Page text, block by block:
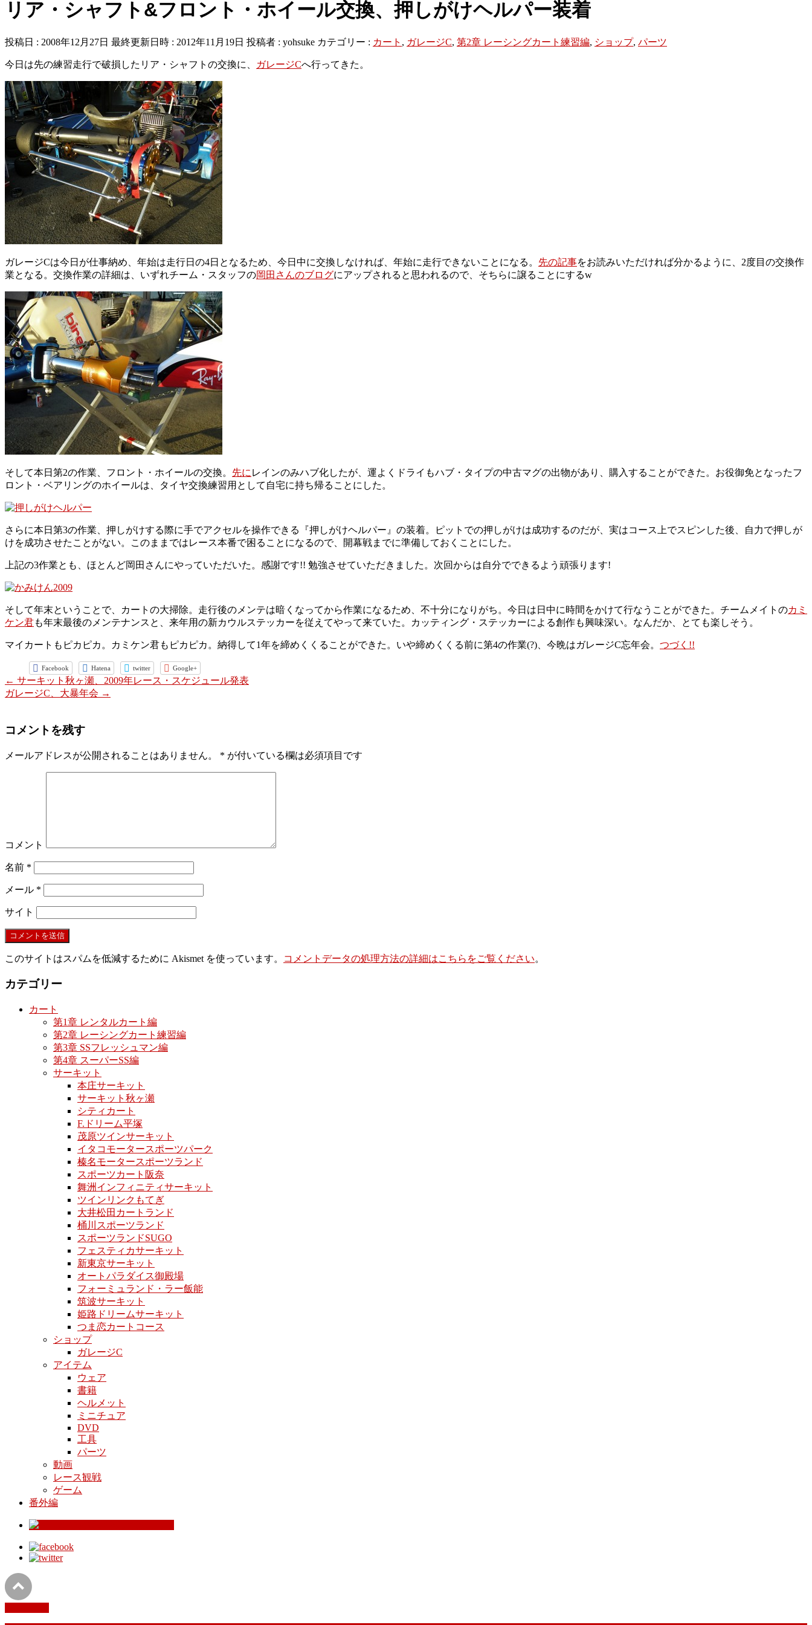
リア・シャフト&フロント・ホイール交換、押しがけヘルパー装着
投稿日 : 2008年12月27日 最終更新日時 : 2012年11月19日 投稿者 : yohsuke カテゴリー : カート , ガレージC, 第2章 レーシングカート練習編, ショップ, パーツ
今日は先の練習走行で破損したリア・シャフトの交換に、 ガレージCへ行ってきた。
ガレージCは今日が仕事納め、年始は走行日の4日となるため、今日中に交換しなければ、年始に走行できないことになる。 先の記事をお読みいただければ分かるように、2度目の交換作
業となる。交換作業の詳細は、いずれチーム・スタッフの岡田さんのブログにアップされると思われるので、そちらに譲ることにするw
そして本日第2の作業、フロント・ホイールの交換。 先に レインのみハブ化したが、運よくドライもハブ・タイプの中古マグの出物があり、購入することができた。お役御免となったフ
ロント・ベアリングのホイールは、タイヤ交換練習用として自宅に持ち帰ることにした。
さらに本日第3の作業、押しがけする際に手でアクセルを操作できる『押しがけヘルパー』の装着。ピットでの押しがけは成功するのだが、実はコース上でスピンした後、自力で押しが
けを成功させたことがない。このままではレース本番で困ることになるので、開幕戦までに準備しておくことにした。
上記の3作業とも、ほとんど岡田さんにやっていただいた。感謝です!! 勉強させていただきました。次回からは自分でできるよう頑張ります!
そして年末ということで、カートの大掃除。走行後のメンテは暗くなってから作業になるため、不十分になりがち。今日は日中に時間をかけて行なうことができた。チームメイトのカミ
ケン君も年末最後のメンテナンスと、来年用の新カウルステッカーを従えてやって来ていた。カッティング・ステッカーによる創作も興味深い。なんだか、とても楽しそう。
マイカートもピカピカ。カミケン君もピカピカ。納得して1年を締めくくることができた。いや締めくくる前に第4の作業(?)、今晩はガレージC忘年会。 つづく!!
Facebook Hatena twitter Google+
← サーキット秋ヶ瀬、2009年レース・スケジュール発表
ガレージC、大暴年会 →
コメントを残す
メールアドレスが公開されることはありません。 * が付いている欄は必須項目です
コメント
名前 *
メール *
サイト
このサイトはスパムを低減するために Akismet を使っています。 コメントデータの処理方法の詳細はこちらをご覧ください。
カテゴリー
カート
第1章 レンタルカート編
第2章 レーシングカート練習編
第3章 SSフレッシュマン編
第4章 スーパーSS編
サーキット
本庄サーキット
サーキット秋ヶ瀬
シティカート
F.ドリーム平塚
茂原ツインサーキット
イタコモータースポーツパーク
榛名モータースポーツランド
スポーツカート阪奈
舞洲インフィニティサーキット
ツインリンクもてぎ
大井松田カートランド
桶川スポーツランド
スポーツランドSUGO
フェスティカサーキット
新東京サーキット
オートパラダイス御殿場
フォーミュランド・ラー飯能
筑波サーキット
姫路ドリームサーキット
つま恋カートコース
ショップ
ガレージC
アイテム
ウェア
書籍
ヘルメット
ミニチュア
DVD
工具
パーツ
動画
レース観戦
ゲーム
番外編